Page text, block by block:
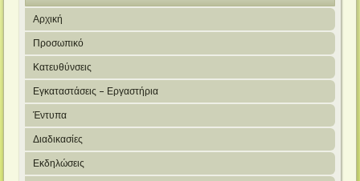
Αρχική
Προσωπικό
Κατευθύνσεις
Εγκαταστάσεις – Εργαστήρια
Έντυπα
Διαδικασίες
Εκδηλώσεις